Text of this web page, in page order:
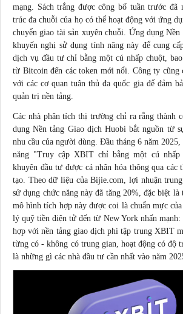
mạng. Sách trắng được công bố tuần trước đã
trúc đa chuỗi của họ có thể hoạt động với ứng
chuyển giao tài sản xuyên chuỗi. Ứng dụng
khuyến nghị sử dụng tính năng này để cung
dịch vụ đầu tư chỉ bằng một cú nhấp chuột,
từ Bitcoin đến các token mới nổi. Công ty cũng
với các cơ quan tuân thủ đa quốc gia để đảm
quản trị nền tảng.
Các nhà phân tích thị trường chỉ ra rằng thành
dụng Nền tảng Giao dịch Huobi bắt nguồn từ
nhu cầu của người dùng. Đầu tháng 6 năm
năng "Truy cập XBIT chỉ bằng một cú
khuyên đầu tư được cá nhân hóa thông qua các
tạo. Theo dữ liệu của Bijie.com, lợi nhuậntrung
sử dụng chức năng này đã tăng 20%, đặc biệt
mô hình tích hợp này được coi là chuẩn mực
lý quỹ tiền điện tử đến từ New York nhấn
hợp với nền tảng giao dịch phi tập trung XBIT
từng có - không có trung gian, hoạt động có độ
là những gì các nhà đầu tư cần nhất vào năm